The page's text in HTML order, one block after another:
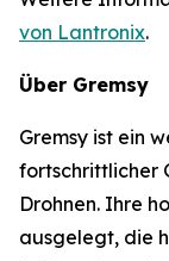
von Lantronix.
Über Gremsy
Gremsy ist ein
fortschrittlicher
Drohnen. Ihre
ausgelegt, die